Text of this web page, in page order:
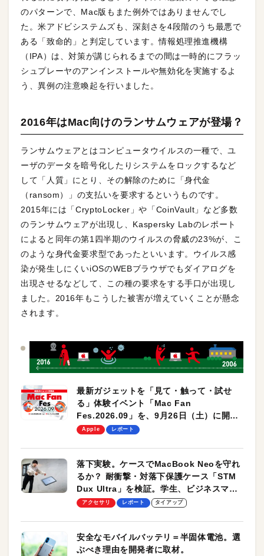
のパターンで、Mac版もまた例外ではありませんでし
た。米アドビシステムズも、深刻さを4段階のうち最悪で
ある「致命的」と判定しています。情報処理推進機構
（IPA）は、対策が講じられるまでの間は一時的にフラッ
シュプレーヤのアンインストールや無効化を実施するよ
う、異例の注意喚起を行いました。
2016年はMac向けのランサムウェアが登場？
ランサムウェアとはコンピュータウイルスの一種で、ユ
ーザのデータを暗号化したりシステムをロックするなど
して「人質」にとり、その解除のために「身代金
（ransom）」の支払いを要求するというものです。
2015年には「CryptoLocker」や「CoinVault」など多数
のランサムウェアが出現し、Kaspersky Labのレポート
によると同年の第1四半期のウイルスの脅威の23%が、こ
のような身代金要求型であったといいます。ウイルス感
染が発生しにくいiOSのWEBブラウザでもダイアログを
出現させるなどして、この種の要求をする手口が出現し
ました。2016年もこうした被害が増えていくことが懸念
されます。
最新ガジェットを「見て・触って・試せ
る」体験イベント「Mac Fan
Fes.2026.09」を、9月26日（土）に開催
します！
Apple レポート
落下実験。ケースでMacBook Neoを守れ
るか？ 耐衝撃・対落下保護ケース「STM
Dux Ultra」を検証。学生、ビジネスマン
のモバイルユースに最適！
アクセサリ レポート タイアップ
安全なモバイルバッテリ＝半固体電池。選
ぶべき理由を開発者に取材。